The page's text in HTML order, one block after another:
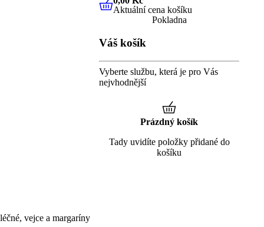
vejce a margaríny
0,00 KčAktuální cena košíku
Aktuální cena košíku
Pokladna
Váš košík
Vyberte službu, která je pro Vás
nejvhodnější
Prázdný košík
Tady uvidíte položky přidané do
košíku